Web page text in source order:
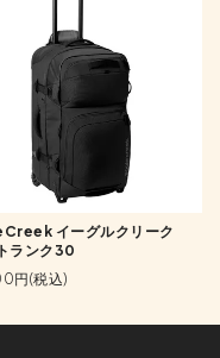
イーグルクリーク
ランク30
円(税込)